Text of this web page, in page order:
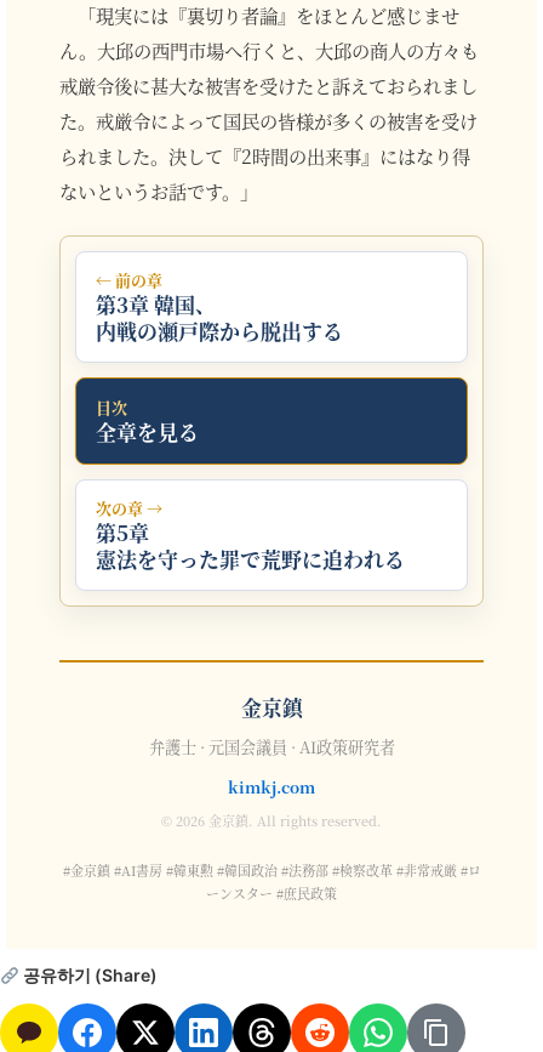
「現実には『裏切り者論』をほとんど感じませ
ん。大邱の西門市場へ行くと、大邱の商人の方々も
戒厳令後に甚大な被害を受けたと訴えておられまし
た。戒厳令によって国民の皆様が多くの被害を受け
られました。決して『2時間の出来事』にはなり得
ないというお話です。」
← 前の章
第3章 韓国、
内戦の瀬戸際から脱出する
目次
全章を見る
次の章 →
第5章
憲法を守った罪で荒野に追われる
金京鎮
弁護士 · 元国会議員 · AI政策研究者
kimkj.com
© 2026 金京鎮. All rights reserved.
#金京鎮 #AI書房 #韓東勲 #韓国政治 #法務部 #検察改革 #非常戒厳 #ロ
ーンスター #庶民政策
공유하기 (Share)